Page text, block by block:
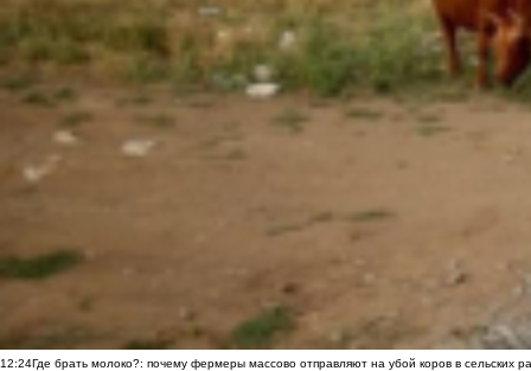
12:24Где брать молоко?: почему фермеры массово отправляют на убой коров в сельских